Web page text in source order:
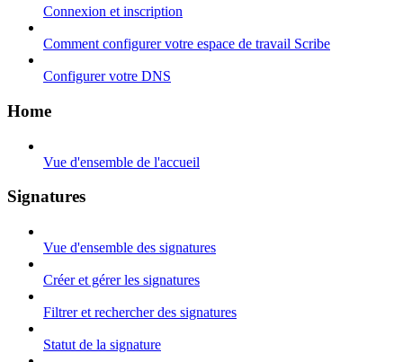
Connexion et inscription
Comment configurer votre espace de travail Scribe
Configurer votre DNS
Home
Vue d'ensemble de l'accueil
Signatures
Vue d'ensemble des signatures
Créer et gérer les signatures
Filtrer et rechercher des signatures
Statut de la signature